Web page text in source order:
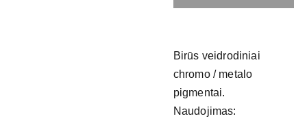
Birūs veidrodiniai
chromo / metalo
pigmentai.
Naudojimas: